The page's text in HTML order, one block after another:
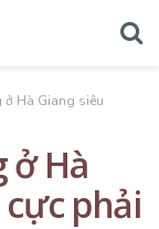
Hà Giang siêu
ở Hà
phải